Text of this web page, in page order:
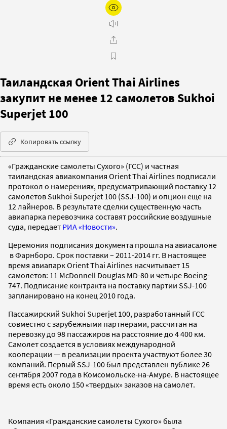
Таиландская Orient Thai Airlines
закупит не менее 12 самолетов Sukhoi
Superjet 100
Копировать ссылку
«Гражданские самолеты Сухого» (ГСС) и частная
таиландская авиакомпания Orient Thai Airlines подписали
протокол о намерениях, предусматривающий поставку 12
самолетов Sukhoi Superjet 100 (SSJ-100) и опцион еще на
12 лайнеров. В результате сделки существенную часть
авиапарка перевозчика составят российские воздушные
суда, передает РИА «Новости».
Церемония подписания документа прошла на авиасалоне
в Фарнборо. Срок поставки – 2011-2014 гг. В настоящее
время авиапарк Orient Thai Airlines насчитывает 15
самолетов: 11 McDonnell Douglas MD-80 и четыре Bоеing-
747. Подписание контракта на поставку партии SSJ-100
запланировано на конец 2010 года.
Пассажирский Sukhoi Superjet 100, разработанный ГСС
совместно с зарубежными партнерами, рассчитан на
перевозку до 98 пассажиров на расстояние до 4 400 км.
Самолет создается в условиях международной
кооперации — в реализации проекта участвуют более 30
компаний. Первый SSJ-100 был представлен публике 26
сентября 2007 года в Комсомольске-на-Амуре. В настоящее
время есть около 150 «твердых» заказов на самолет.
Компания «Гражданские самолеты Сухого» была